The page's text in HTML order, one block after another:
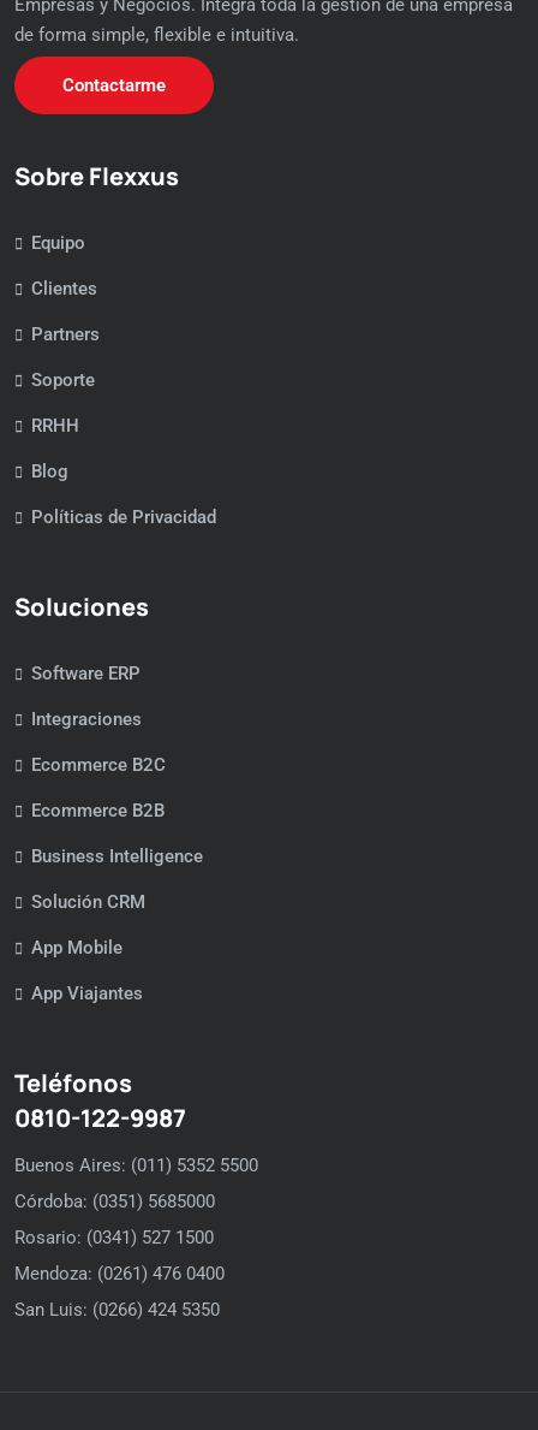
Empresas y Negocios. Integrá toda la gestión de una empresa
de forma simple, flexible e intuitiva.
Contactarme
Sobre Flexxus
Equipo
Clientes
Partners
Soporte
RRHH
Blog
Políticas de Privacidad
Soluciones
Software ERP
Integraciones
Ecommerce B2C
Ecommerce B2B
Business Intelligence
Solución CRM
App Mobile
App Viajantes
Teléfonos
0810-122-9987
Buenos Aires: (011) 5352 5500
Córdoba: (0351) 5685000
Rosario: (0341) 527 1500
Mendoza: (0261) 476 0400
San Luis: (0266) 424 5350